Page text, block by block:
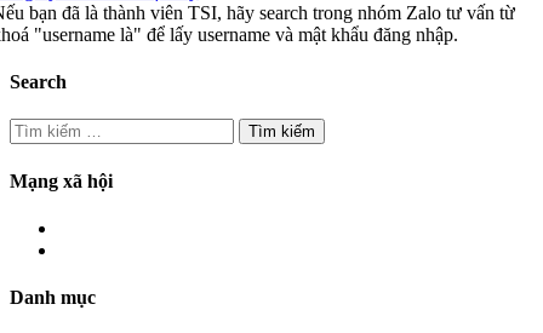
bạn đã là thành viên TSI, hãy search trong nhóm Zalo tư vấn từ
"username là" để lấy username và mật khẩu đăng nhập.
Search
Tìm
kiếm
cho:
Mạng xã hội
Danh mục